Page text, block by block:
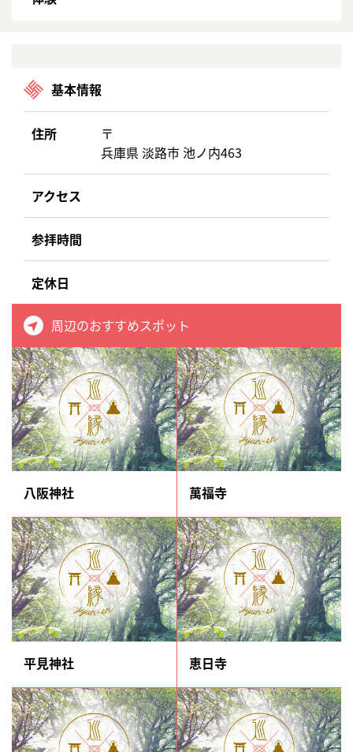
基本情報
住所
〒
兵庫県 淡路市 池ノ内463
アクセス
参拝時間
定休日
周辺のおすすめスポット
八阪神社 萬福寺
平見神社 恵日寺